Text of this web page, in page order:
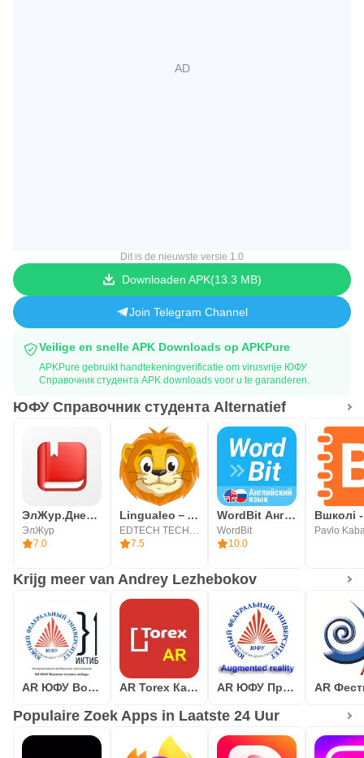
Dit is de nieuwste versie 1.0
Downloaden APK 13.3 MB
Join Telegram Channel
Veilige en snelle APK Downloads op APKPure
APKPure gebruikt handtekeningverificatie om virusvrije ЮФУ
Справочник студента APK downloads voor u te garanderen.
ЮФУ Справочник студента Alternatief
ЭлЖур.Дневник
ЭлЖур
7.0
Lingualeo－engels, duits leren
EDTECH TECHNOLOGY
7.5
WordBit Английский язык
WordBit
10.0
Вшколі
Pavlo
Krijg meer van Andrey Lezhebokov
AR ЮФУ Военная техника победы AR Torex Каталог Дверей AR ЮФУ Примеры разработок
Populaire Zoek Apps in Laatste 24 Uur